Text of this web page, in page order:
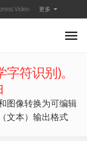
Video 更多
符识别)。
图像转换为可编辑
文本）输出格式